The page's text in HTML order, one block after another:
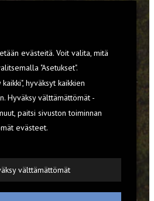
RETKI-LEHTI
EVÄSTEET
evästeitä. Voit valita, mitä
"Asetukset".
hyväksyt kaikkien
Hyväksy välttämättömät -
paitsi sivuston toiminnan
evästeet.
välttämättömät